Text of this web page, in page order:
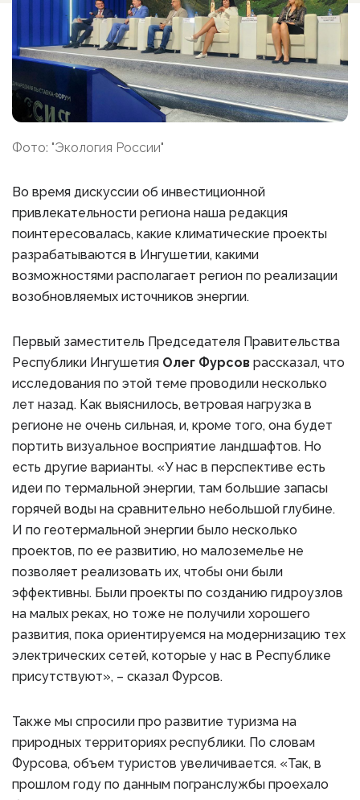
Фото: "Экология России"
Во время дискуссии об инвестиционной
привлекательности региона наша редакция
поинтересовалась, какие климатические проекты
разрабатываются в Ингушетии, какими
возможностями располагает регион по реализации
возобновляемых источников энергии.
Первый заместитель Председателя Правительства
Республики Ингушетия Олег Фурсов рассказал, что
исследования по этой теме проводили несколько
лет назад. Как выяснилось, ветровая нагрузка в
регионе не очень сильная, и, кроме того, она будет
портить визуальное восприятие ландшафтов. Но
есть другие варианты. «У нас в перспективе есть
идеи по термальной энергии, там большие запасы
горячей воды на сравнительно небольшой глубине.
И по геотермальной энергии было несколько
проектов, по ее развитию, но малоземелье не
позволяет реализовать их, чтобы они были
эффективны. Были проекты по созданию гидроузлов
на малых реках, но тоже не получили хорошего
развития, пока ориентируемся на модернизацию тех
электрических сетей, которые у нас в Республике
присутствуют», – сказал Фурсов.
Также мы спросили про развитие туризма на
природных территориях республики. По словам
Фурсова, объем туристов увеличивается. «Так, в
прошлом году по данным погранслужбы проехало